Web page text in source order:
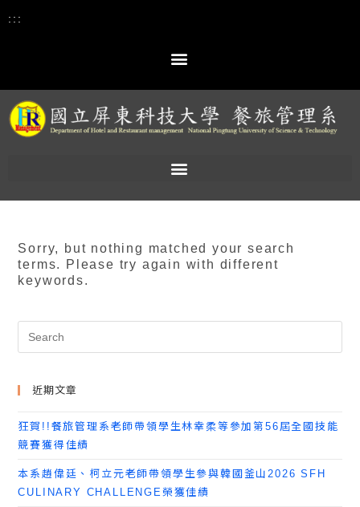
:::
Sorry, but nothing matched your search
terms. Please try again with different
keywords.
近期文章
狂賀!!餐旅管理系老師帶領學生林幸柔等參加第56屆全國技能
競賽獲得佳績
本系趙偉廷、柯立元老師帶領學生參與韓國釜山2026 SFH
CULINARY CHALLENGE榮獲佳績